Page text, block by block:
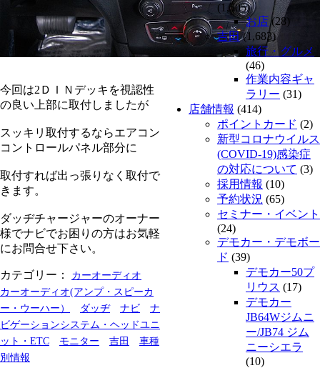
今回は2ＤＩＮデッキを視認性
の良い上部に取付しましたが
スッキリ取付するならエアコン
コントロールパネル部分に
取付すれば出っ張りなく取付で
きます。
ダッヂチャージャーのオーナー
様でナビでお困りの方はお気軽
にお問合せ下さい。
カテゴリー：
カーオーディオ
カーオーディオ(アンプ・スピーカ
ー・ウーハー）
ダッヂ ナビ
ナ
ビゲーションシステム・ヘッドユニ
ット・ETC
モニター 吉田
車種
別情報
(1,505)
お店(28)
吉田(1,683)
旅行・グルメ
(46)
作業内容ギャ
ラリー (31)
店舗情報 (414)
ポイントカード (2)
新型コロナウイルス
(COVID-19)感染症
の対応について (3)
採用情報 (10)
予約状況 (65)
セミナー・イベント
(24)
デモカー・デモボー
ド (39)
デモカー50プ
リウス (17)
デモカー
JB64Wジムニ
ー/JB74 ジム
ニーシエラ
(10)